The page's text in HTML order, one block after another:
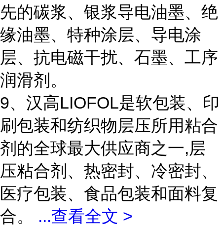
先的碳浆、银浆导电油墨、绝
缘油墨、特种涂层、导电涂
层、抗电磁干扰、石墨、工序
润滑剂。
9、汉高LIOFOL是软包装、印
刷包装和纺织物层压所用粘合
剂的全球最大供应商之一,层
压粘合剂、热密封、冷密封、
医疗包装、食品包装和面料复
合。 ...查看全文 >